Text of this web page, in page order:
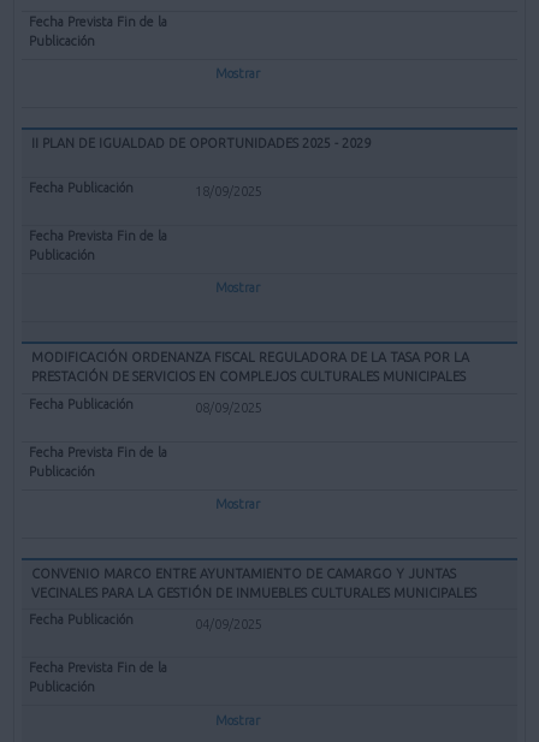
Mostrar
II PLAN DE IGUALDAD DE OPORTUNIDADES 2025 - 2029
18/09/2025
Mostrar
MODIFICACIÓN ORDENANZA FISCAL REGULADORA DE LA TASA POR LA
PRESTACIÓN DE SERVICIOS EN COMPLEJOS CULTURALES MUNICIPALES
08/09/2025
Mostrar
CONVENIO MARCO ENTRE AYUNTAMIENTO DE CAMARGO Y JUNTAS
VECINALES PARA LA GESTIÓN DE INMUEBLES CULTURALES MUNICIPALES
04/09/2025
Mostrar